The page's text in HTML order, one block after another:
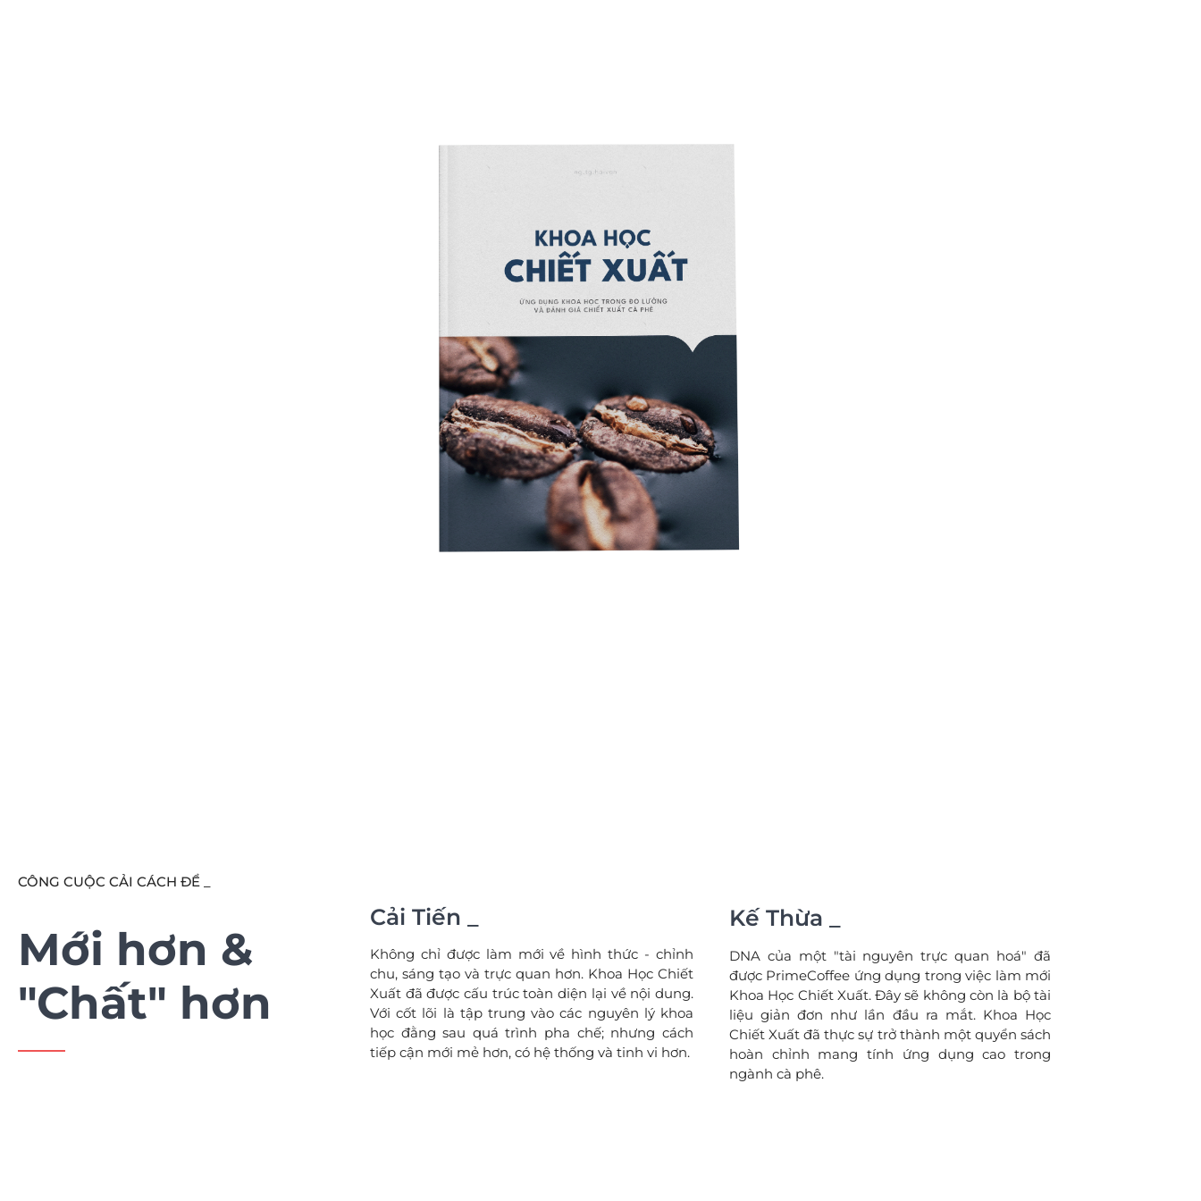
CÔNG CUỘC CẢI CÁCH ĐỂ _
Mới hơn &
"Chất" hơn
Cải Tiến _
Không chỉ được làm mới về hình thức - chỉnh
chu, sáng tạo và trực quan hơn. Khoa Học Chiết
Xuất đã được cấu trúc toàn diện lại về nội dung.
Với cốt lõi là tập trung vào các nguyên lý khoa
học đằng sau quá trình pha chế; nhưng cách
tiếp cận mới mẻ hơn, có hệ thống và tinh vi hơn.
Kế Thừa _
DNA của một "tài nguyên trực quan hoá" đã
được PrimeCoffee ứng dụng trong việc làm mới
Khoa Học Chiết Xuất. Đây sẽ không còn là bộ tài
liệu giản đơn như lần đầu ra mắt. Khoa Học
Chiết Xuất đã thực sự trở thành một quyển sách
hoàn chỉnh mang tính ứng dụng cao trong
ngành cà phê.